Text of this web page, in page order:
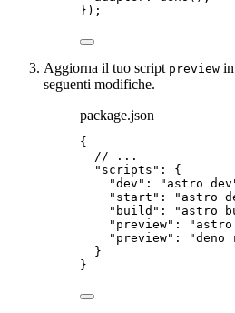
});
Aggiorna il tuo script preview in
seguenti modifiche.
package.json
{
// ...
"scripts" : {
"dev" : " astro dev
"start" : " astro
"build" : " astro
"preview" : " astro
" preview" : "
}
}